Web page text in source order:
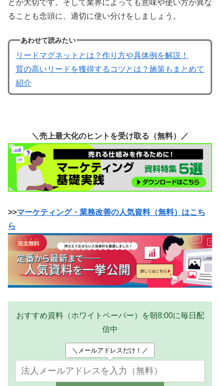
とが大切です。そして業界によっても意味や使い方が異な
ることも念頭に、適切に使い分けをしましょう。
あわせて読みたい
リードマグネットとは？作り方や具体例を解説！
質の高いリードを獲得するコツとは？施策もまとめて
紹介
＼売上最大化のヒントを受け取る（無料）／
>>マーケティング・業務改善の人気資料（無料）はこち
ら
おすすめ資料（ホワイトペーパー）を朝8:00に毎日配
信中
＼メールアドレスだけ！／